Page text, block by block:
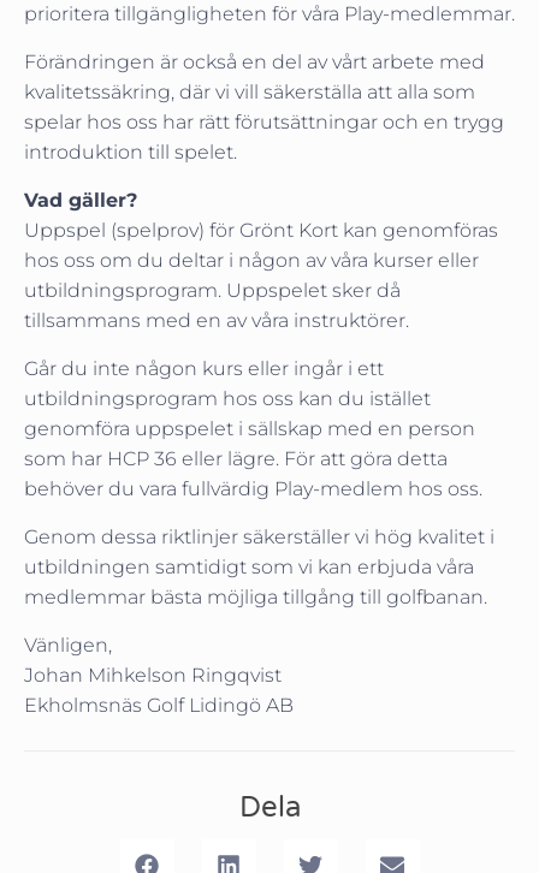
prioritera tillgängligheten för våra Play-medlemmar.
Förändringen är också en del av vårt arbete med
kvalitetssäkring, där vi vill säkerställa att alla som
spelar hos oss har rätt förutsättningar och en trygg
introduktion till spelet.
Vad gäller?
Uppspel (spelprov) för Grönt Kort kan genomföras
hos oss om du deltar i någon av våra kurser eller
utbildningsprogram. Uppspelet sker då
tillsammans med en av våra instruktörer.
Går du inte någon kurs eller ingår i ett
utbildningsprogram hos oss kan du istället
genomföra uppspelet i sällskap med en person
som har HCP 36 eller lägre. För att göra detta
behöver du vara fullvärdig Play-medlem hos oss.
Genom dessa riktlinjer säkerställer vi hög kvalitet i
utbildningen samtidigt som vi kan erbjuda våra
medlemmar bästa möjliga tillgång till golfbanan.
Vänligen,
Johan Mihkelson Ringqvist
Ekholmsnäs Golf Lidingö AB
Dela